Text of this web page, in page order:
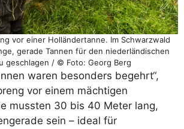
vor einer Holländertanne. Im Schwarzwald
gerade Tannen für den niederländischen
geschlagen / © Foto: Georg Berg
waren besonders begehrt“,
vor einem mächtigen
mussten 30 bis 40 Meter lang,
sein – ideal für